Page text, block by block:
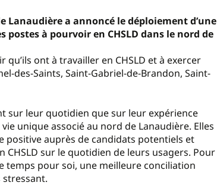
Lanaudière a annoncé le déploiement d’une
à pourvoir en CHSLD dans le nord de
ont à travailler en CHSLD et à exercer
des-Saints, Saint-Gabriel-de-Brandon, Saint-
sur leur quotidien que sur leur expérience
unique associé au nord de Lanaudière. Elles
auprès de candidats potentiels et
sur le quotidien de leurs usagers. Pour
temps pour soi, une meilleure conciliation